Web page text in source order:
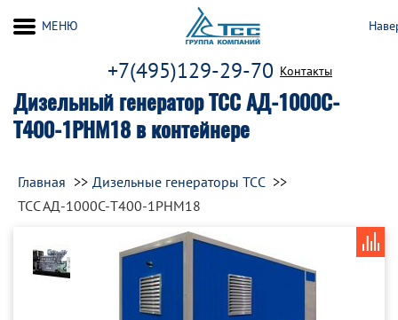
Дизельный генератор ТСС АД-1000C-
Т400-1РНМ18 в контейнере
+7(495)129-29-70 Контакты
МЕНЮ
Главная
Дизельные генераторы ТСС
ТСС АД-1000C-Т400-1РНМ18